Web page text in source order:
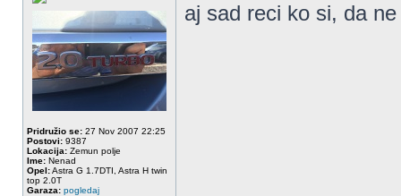
Pridružio se: 27 Nov 2007 22:25
Postovi: 9387
Lokacija: Zemun polje
Ime: Nenad
Opel:Astra G 1.7DTI, Astra H twin
top 2.0T
Garaza: pogledaj
aj sad reci ko si, da